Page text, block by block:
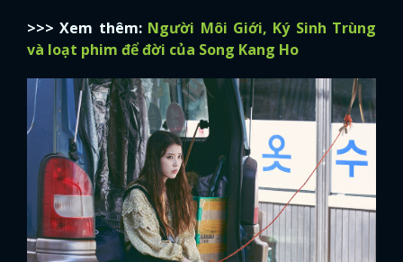
>>> Xem thêm: Người Môi Giới, Ký Sinh Trùng
và loạt phim để đời của Song Kang Ho